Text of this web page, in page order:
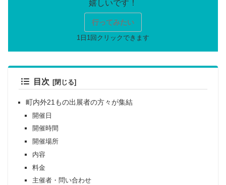
行ってみたい
目次
町内外21もの出展者の方々が集結
開催日
開催時間
開催場所
内容
料金
主催者・問い合わせ